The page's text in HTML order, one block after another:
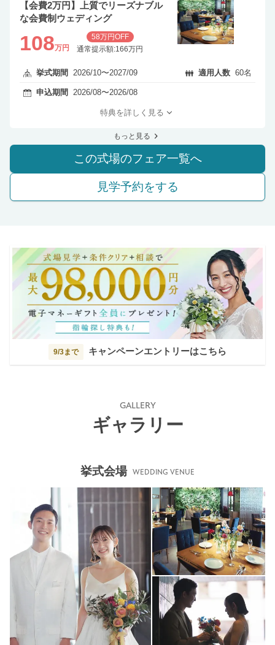
【会費2万円】上質でリーズナブル
な会費制ウェディング
108万円
58万円OFF
通常提示額:166万円
挙式期間 2026/10〜2027/09 適用人数 60名
申込期間 2026/08〜2026/08
特典を詳しく見る
もっと見る
この式場のフェア一覧へ
見学予約をする
9/3まで キャンペーンエントリーはこちら
GALLERY
ギャラリー
挙式会場 WEDDING VENUE